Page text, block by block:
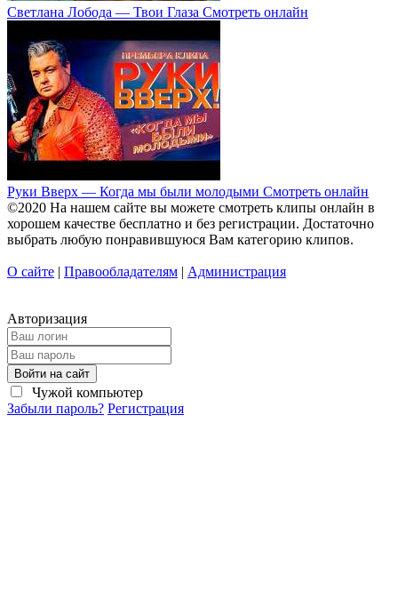
Светлана Лобода — Твои Глаза Смотреть онлайн
Руки Вверх — Когда мы были молодыми Смотреть онлайн
©2020 На нашем сайте вы можете смотреть клипы онлайн в
хорошем качестве бесплатно и без регистрации. Достаточно
выбрать любую понравившуюся Вам категорию клипов.
О сайте | Правообладателям | Администрация
Авторизация
Войти на сайт
Чужой компьютер
Забыли пароль? Регистрация